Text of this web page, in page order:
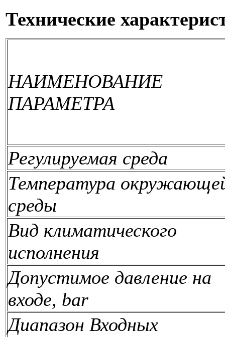
Технические
НАИМЕНОВАНИЕ
ПАРАМЕТРА
Регулируемая среда
Температура
среды
Вид климатического
исполнения
Допустимое давление на
входе, bar
Диапазон Входных